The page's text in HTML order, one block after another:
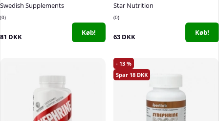
Swedish Supplements
0
81 DKK Køb!
Star Nutrition
0
63 DKK Køb!
13
18